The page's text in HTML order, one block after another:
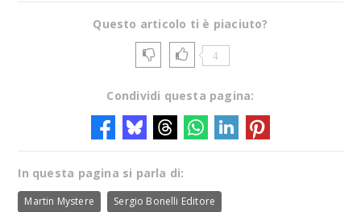
Questo articolo ti è piaciuto?
4
Condividi questa pagina:
In questa pagina si parla di:
Martin Mystere Sergio Bonelli Editore